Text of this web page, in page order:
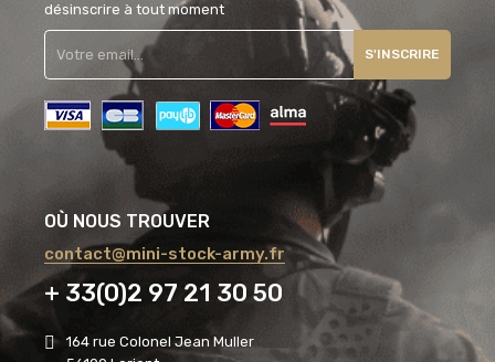
désinscrire à tout moment
S'INSCRIRE
OÙ NOUS TROUVER
contact@mini-stock-army.fr
+ 33(0)2 97 21 30 50
164 rue Colonel Jean Muller